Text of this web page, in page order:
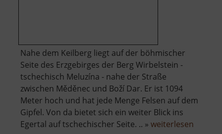
Nahe dem Keilberg liegt auf der böhmischer
Seite des Erzgebirges der Berg Wirbelstein -
tschechisch Meluzína - nahe der Straße
zwischen Měděnec und Boží Dar. Er ist 1094
Meter hoch und hat jede Menge Felsen auf dem
Gipfel. Von da bietet sich ein weiter Blick ins
Egertal auf tschechischer Seite. .. » weiterlesen